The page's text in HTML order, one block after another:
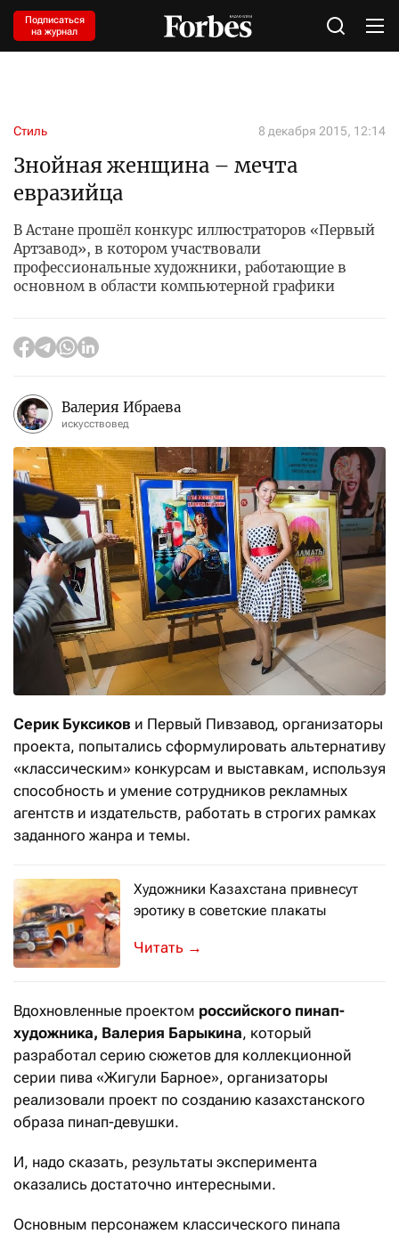
Подписаться
на журнал
Стиль 8 декабря 2015, 12:14
Знойная женщина – мечта
евразийца
В Астане прошёл конкурс иллюстраторов «Первый
Артзавод», в котором участвовали
профессиональные художники, работающие в
основном в области компьютерной графики
Валерия Ибраева
искусствовед
Серик Буксиков и Первый Пивзавод, организаторы
проекта, попытались сформулировать альтернативу
«классическим» конкурсам и выставкам, используя
способность и умение сотрудников рекламных
агентств и издательств, работать в строгих рамках
заданного жанра и темы.
Художники Казахстана привнесут
эротику в советские плакаты
6 ноября известный художник,
→
Вдохновленные проектом российского пинап-
художника, Валерия Барыкина, который
разработал серию сюжетов для коллекционной
серии пива «Жигули Барное», организаторы
реализовали проект по созданию казахстанского
образа пинап-девушки.
И, надо сказать, результаты эксперимента
оказались достаточно интересными.
Основным персонажем классического пинапа